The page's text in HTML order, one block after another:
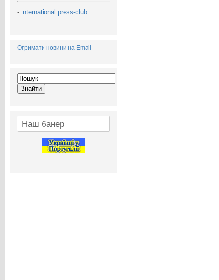
- International press-club
Отримати новини на Email
Наш банер